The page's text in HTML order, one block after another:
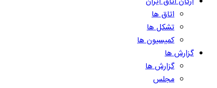
اتاق ها
تشکل ها
کمیسیون ها
گزارش ها
گزارش ها
مجلس